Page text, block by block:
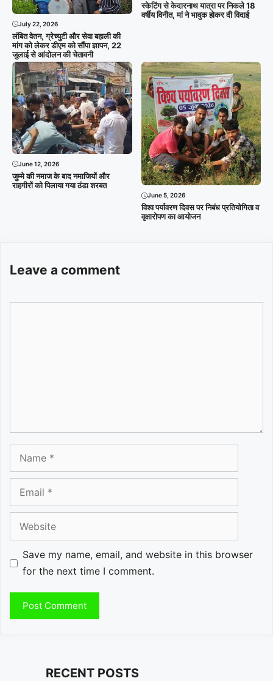
July 22, 2026
लंबित वेतन, ग्रेच्युटी और सेवा बहाली की
मांग को लेकर डीएम को सौंपा ज्ञापन, 22
जुलाई से आंदोलन की चेतावनी
स्केटिंग से केदारनाथ यात्रा पर निकले 18
वर्षीय विनीत, मां ने भावुक होकर दी विदाई
June 12, 2026
जुम्मे की नमाज के बाद नमाजियों और
राहगीरों को पिलाया गया ठंडा शरबत
June 5, 2026
विश्व पर्यावरण दिवस पर निबंध प्रतियोगिता व
वृक्षारोपण का आयोजन
Leave a comment
Name
Email
Website
Save my name, email, and website in this browser
for the next time I comment.
RECENT POSTS